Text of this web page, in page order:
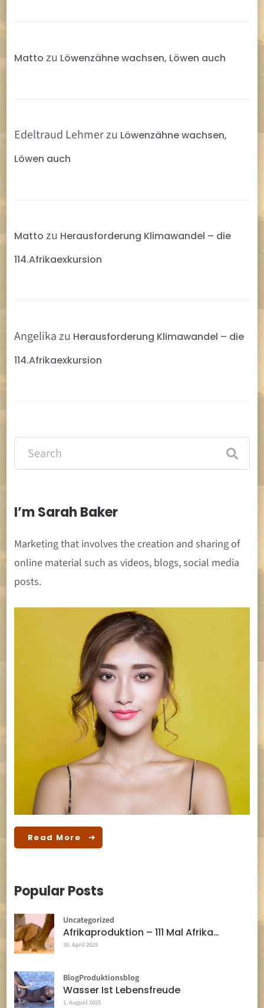
Matto zu Löwenzähne wachsen, Löwen auch
Edeltraud Lehmerzu Löwenzähne wachsen,
Löwen auch
Matto zu Herausforderung Klimawandel – die
114.Afrikaexkursion
Angelikazu Herausforderung Klimawandel – die
114.Afrikaexkursion
I’m Sarah Baker
Marketing that involves the creation and sharing of
online material such as videos, blogs, social media
posts.
Read More
Popular Posts
Uncategorized
Afrikaproduktion – 111 Mal Afrika…
30. April 2025
BlogProduktionsblog
Wasser Ist Lebensfreude
1. August 2025